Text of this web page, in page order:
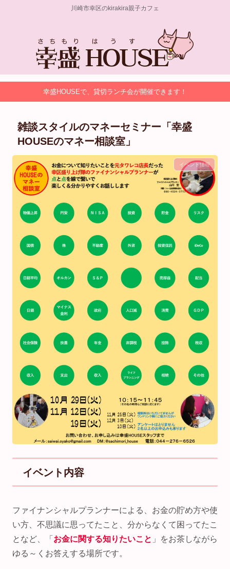
川崎市幸区のkirakira親子カフェ
幸盛HOUSEで、貸切ランチ会が開催できます！
雑談スタイルのマネーセミナー「幸盛
HOUSEのマネー相談室」
イベント情報
イベント内容
ファイナンシャルプランナーによる、お金の貯め方や使
い方、不思議に思ってたこと、分からなくて困ってたこ
となど、「 お金に関する知りたいこと 」をお茶しながら
ゆる～くお答えする場所です。